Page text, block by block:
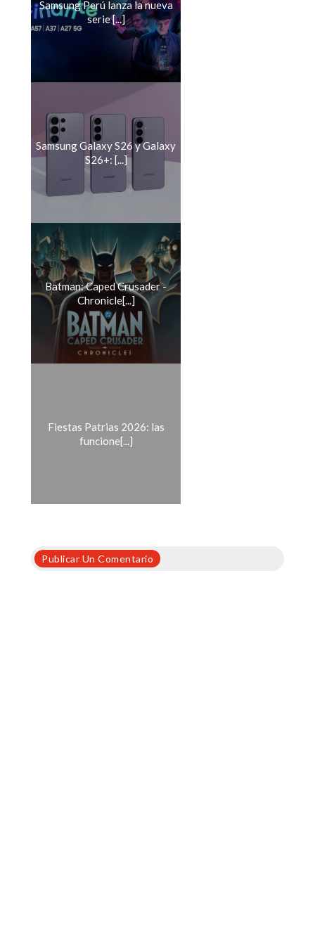
Samsung Perú lanza la nueva
serie [...]
Samsung Galaxy S26 y Galaxy
S26+: [...]
Batman: Caped Crusader -
Chronicle[...]
Fiestas Patrias 2026: las
funcione[...]
Publicar Un Comentario